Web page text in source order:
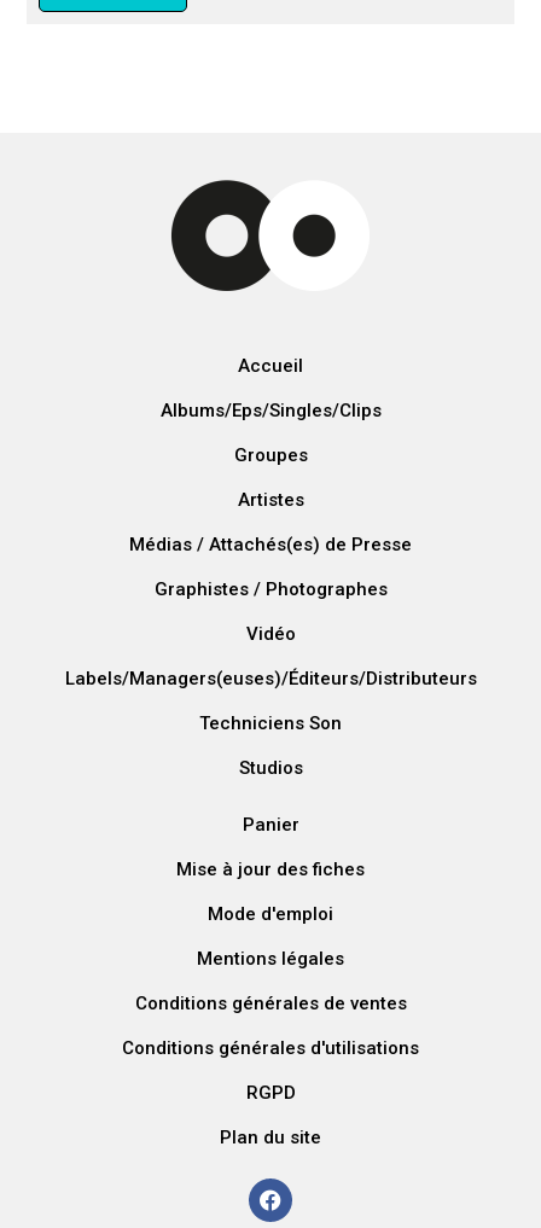
Accueil
Albums/Eps/Singles/Clips
Groupes
Artistes
Médias / Attachés(es) de Presse
Graphistes / Photographes
Vidéo
Labels/Managers(euses)/Éditeurs/Distributeurs
Techniciens Son
Studios
Panier
Mise à jour des fiches
Mode d'emploi
Mentions légales
Conditions générales de ventes
Conditions générales d'utilisations
RGPD
Plan du site